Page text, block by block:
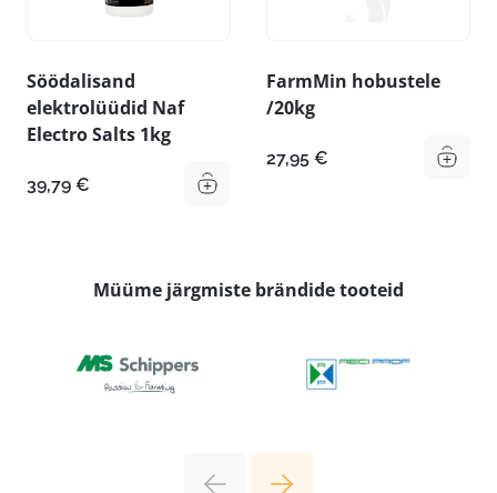
Söödalisand
elektrolüüdid Naf
Electro Salts 1kg
39,79 €
FarmMin hobustele
/20kg
27,95 €
Müüme järgmiste brändide tooteid